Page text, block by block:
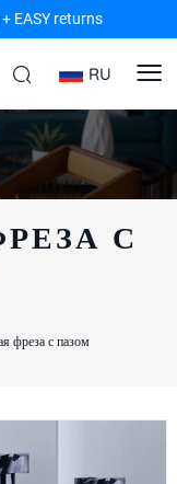
EASY returns
RU
С
фреза с пазом